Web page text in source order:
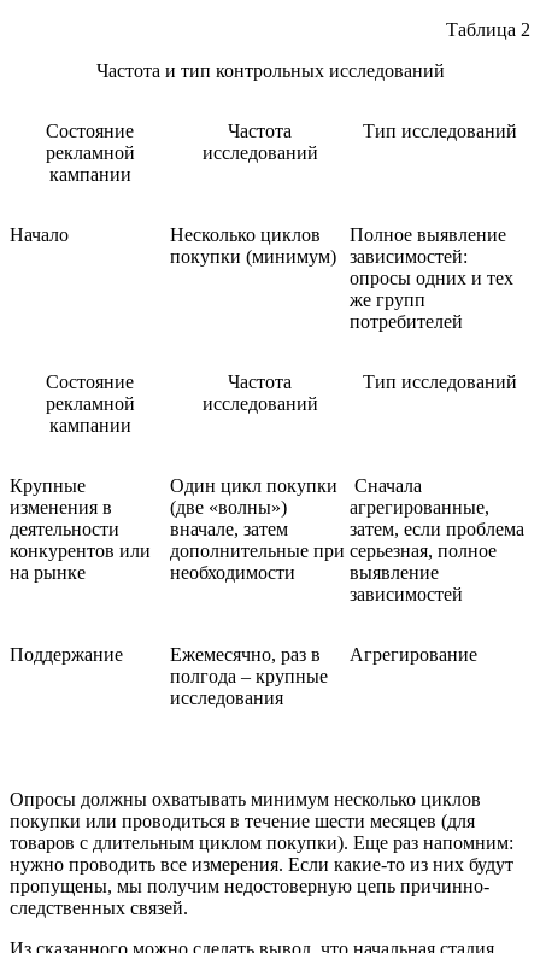
Таблица 2
Частота и тип контрольных исследований
Состояние
рекламной
кампании
Частота
исследований
Тип исследований
Начало
Несколько циклов
покупки (минимум)
Полное выявление
зависимостей:
опросы одних и тех
же групп
потребителей
Состояние
рекламной
кампании
Частота
исследований
Тип исследований
Крупные
изменения в
деятельности
конкурентов или
на рынке
Один цикл покупки
(две «волны»)
вначале, затем
дополнительные при
необходимости
Сначала
агрегированные,
затем, если проблема
серьезная, полное
выявление
зависимостей
Поддержание
Ежемесячно, раз в
полгода – крупные
исследования
Агрегирование
Опросы должны охватывать минимум несколько циклов
покупки или проводиться в течение шести месяцев (для
товаров с длительным циклом покупки). Еще раз напомним:
нужно проводить все измерения. Если какие-то из них будут
пропущены, мы получим недостоверную цепь причинно-
следственных связей.
Из сказанного можно сделать вывод, что начальная стадия